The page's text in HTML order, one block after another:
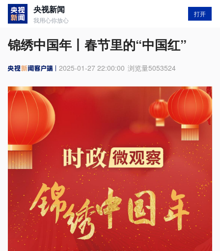
央视新闻
我用心你放心
打开
锦绣中国年丨春节里的“中国红”
2025-01-27 22:00:00 浏览量5053524